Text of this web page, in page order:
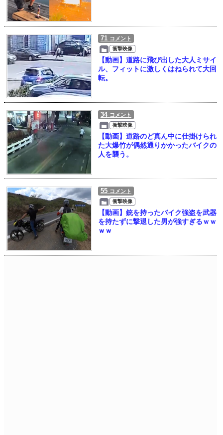
71 コメント
衝撃映像
【動画】道路に飛び出した大人ミサイ
ル、フィットに激しくはねられて大回
転。
34 コメント
衝撃映像
【動画】道路のど真ん中に仕掛けられ
た大爆竹が偶然通りかかったバイクの
人を襲う。
55 コメント
衝撃映像
【動画】銃を持ったバイク強盗を武器
を持たずに撃退した男が強すぎるｗｗ
ｗｗ